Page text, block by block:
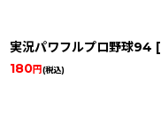
実況パワフルプロ野球94 [
180円(税込)